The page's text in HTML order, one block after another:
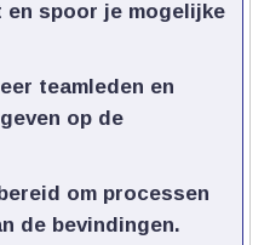
spoor je mogelijke
teamleden en
op de
om processen
de bevindingen.​